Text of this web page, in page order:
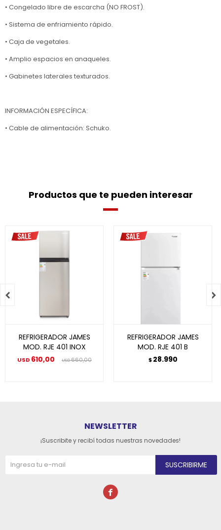
• Congelado libre de escarcha (NO FROST).
• Sistema de enfriamiento rápido.
• Caja de vegetales.
• Amplio espacios en anaqueles.
• Gabinetes laterales texturados.
INFORMACIÓN ESPECÍFICA:
• Cable de alimentación: Schuko.
Productos que te pueden interesar
REFRIGERADOR JAMES
MOD. RJE 401 INOX
USD 610,00 USD660,00
REFRIGERADOR JAMES
MOD. RJE 401 B
$ 28.990
 
NEWSLETTER
¡Suscribite y recibí todas nuestras novedades!
SUSCRIBIRME
